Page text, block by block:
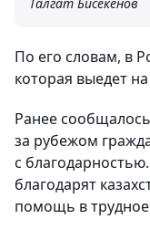
По его словам, в
которая выедет
Ранее
за рубежом
с
благодарят
помощь в